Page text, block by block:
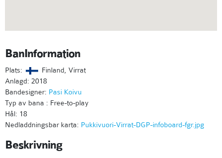
BanInformation
Plats:
Finland, Virrat
Anlagd: 2018
Bandesigner: Pasi Koivu
Typ av bana : Free-to-play
Hål: 18
Nedladdningsbar karta: Pukkivuori-Virrat-DGP-infoboard-fgr.jpg
Beskrivning